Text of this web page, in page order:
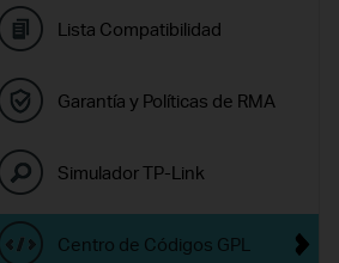
Lista Compatibilidad
Garantía y Políticas de RMA
Simulador TP-Link
Centro de Códigos GPL